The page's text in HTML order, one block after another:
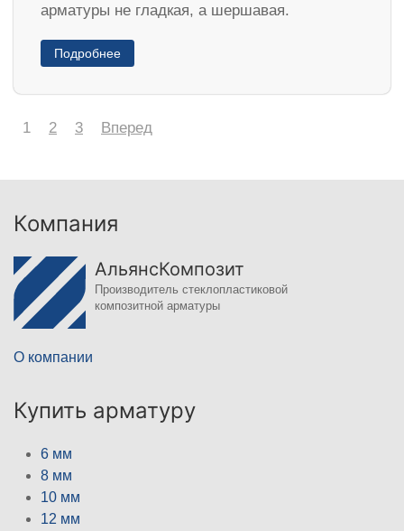
арматуры не гладкая, а шершавая.
Подробнее
1 2 3 Вперед
Компания
АльянсКомпозит
Производитель стеклопластиковой
композитной арматуры
О компании
Купить арматуру
6 мм
8 мм
10 мм
12 мм